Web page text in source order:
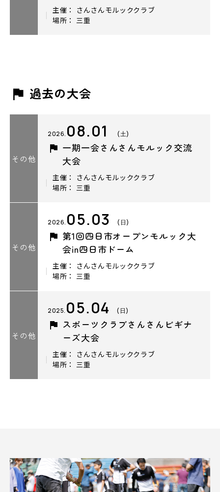
主催： さんさんモルッククラブ
場所： 三重
過去の大会
その他
2026. 08.01 (土)
一期一会さんさんモルック交流
大会
主催： さんさんモルッククラブ
場所： 三重
その他
2026. 05.03 (日)
第1回四日市オープンモルック大
会in四日市ドーム
主催： さんさんモルッククラブ
場所： 三重
その他
2025. 05.04 (日)
スポーツクラブさんさんビギナ
ーズ大会
主催： さんさんモルッククラブ
場所： 三重